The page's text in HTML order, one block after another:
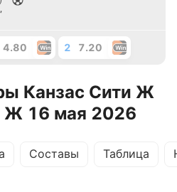
4.80 2 7.20
Канзас Сити Ж
16 мая 2026
Составы Таблица